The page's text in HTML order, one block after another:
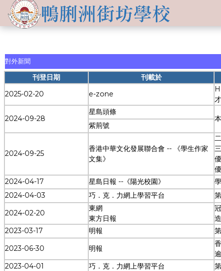
關於
校長的話
行政架構
學校成員
校歌
刊物
家長教師會
家長心聲
品德培育
學生支援
小一適應
潛能發展
獲獎成就
學生成就
學生投稿
學生佳作
升中派位
教師成就
校友成就
升中派位
領袖培訓
資訊及活動
傳媒報導
交流活動
活動相集
校車路線
校服樣式
入學辦法
學習資源
Information for
non-Chinese parents
學校支援摘要
School Support Summary
入學申請
聯絡我們
對外新聞
刊登日期
刊載於
2025-02-20
e-zone
才
2024-09-28
星島頭條
紫荊號
2024-09-25
香港中華文化發展聯合會 -- 《學生作家
文集》
2024-04-17
星島日報 --《陽光校園》
2024-04-03
巧．克．力網上學習平台
2024-02-20
東網
東方日報
2023-03-17
明報
2023-06-30
明報
2023-04-01
巧．克．力網上學習平台